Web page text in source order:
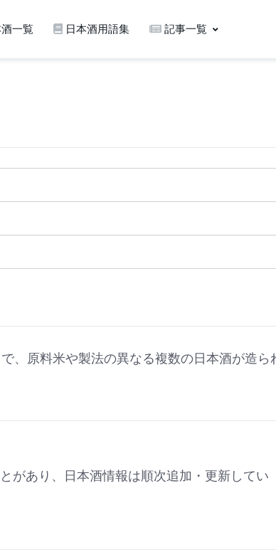
一覧 日本酒用語集 記事一覧
、原料米や製法の異なる複数の日本酒が造ら
があり、日本酒情報は順次追加・更新してい